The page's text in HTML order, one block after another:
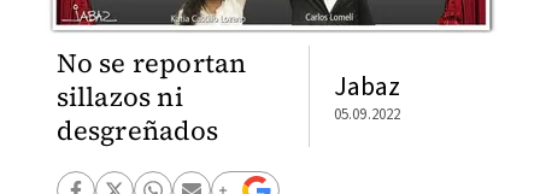
No se reportan
sillazos ni
desgreñados
Jabaz
05.09.2022